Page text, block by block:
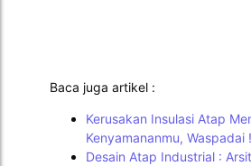
Baca juga artikel :
Kerusakan Insulasi Atap
Kenyamananmu, Waspadai !
Desain Atap Industrial :